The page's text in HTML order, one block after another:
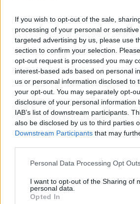
If you wish to opt-out of the sale,
processing of your personal or
targeted advertising by us, please use
section to confirm your selection.
opt-out request is processed you may
interest-based ads based on personal
us or personal information disclosed to
your opt-out. You may separately opt-
disclosure of your personal information
IAB’s list of downstream participants.
also be disclosed by us to third parties
Downstream Participants that may
Personal Data Processing Opt
I want to opt-out of the Sharing of
personal data.
Opted In
NÁŠ TIP
S M
CIRCUS BIELE KVETINOVÉ